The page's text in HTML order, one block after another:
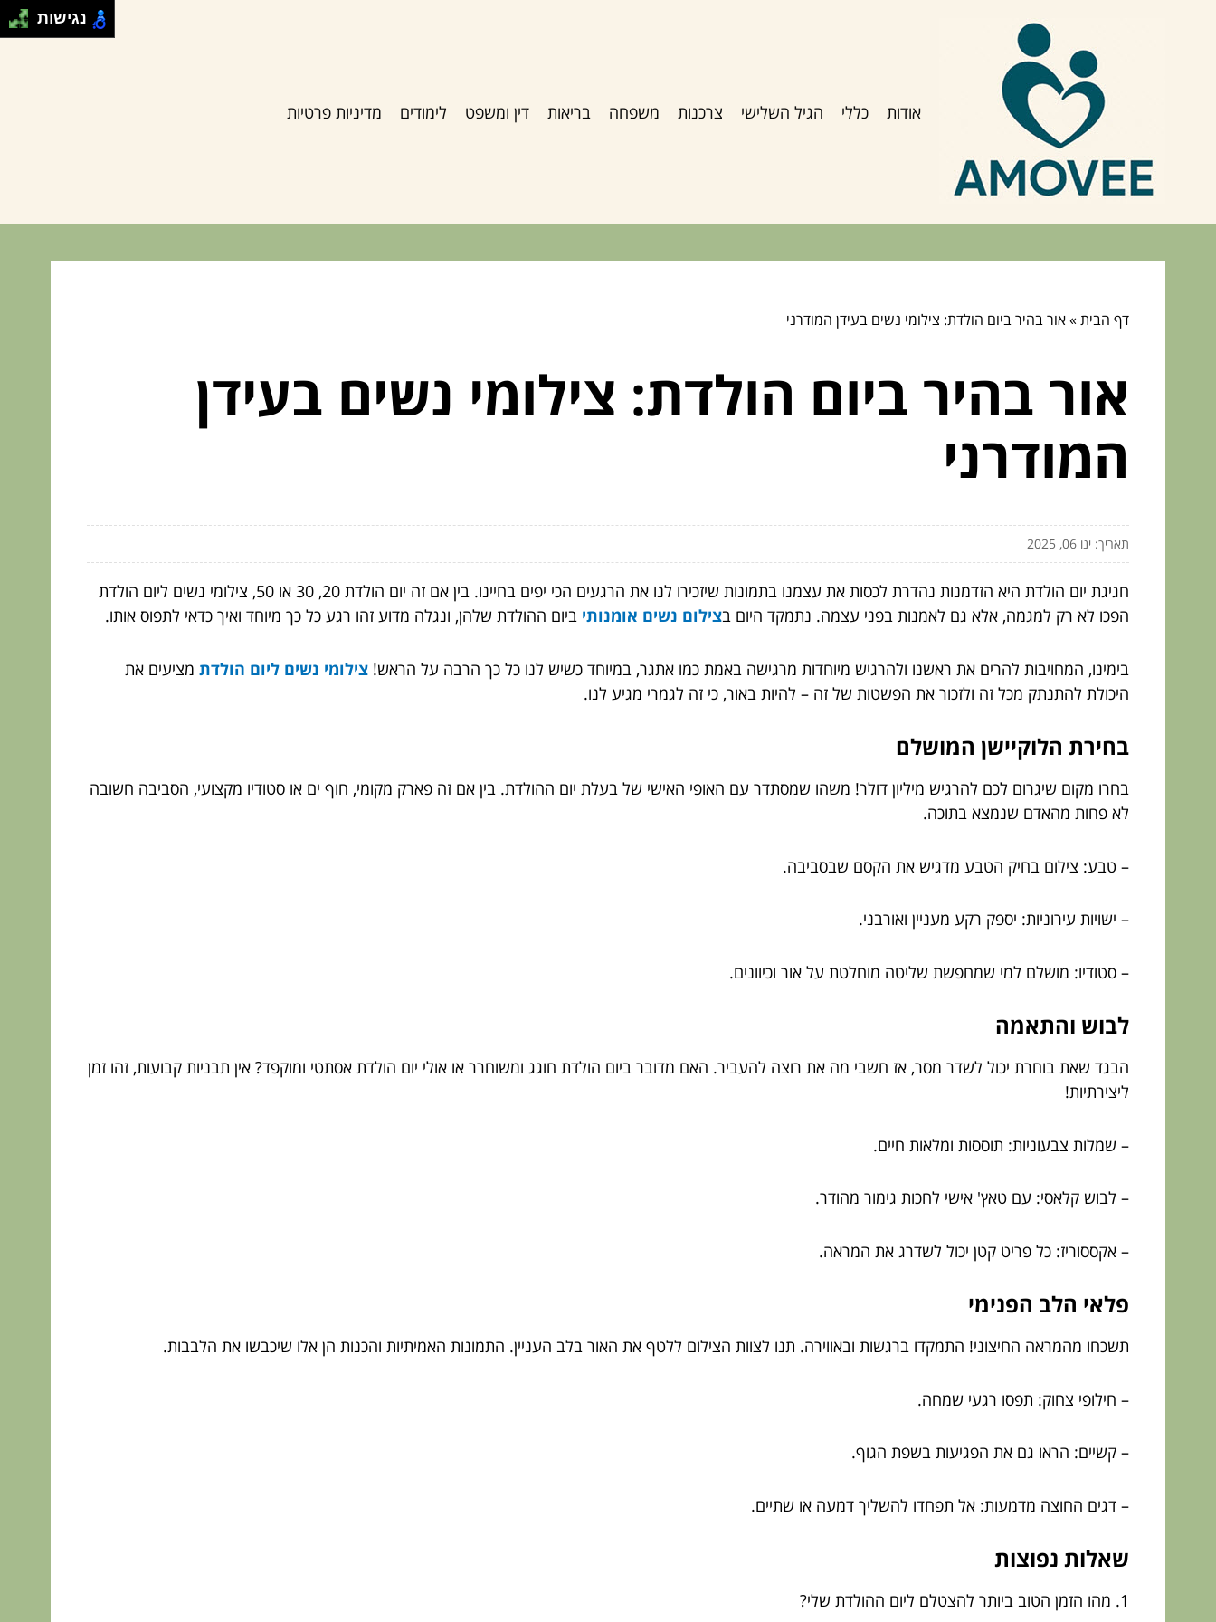
אודות כללי הגיל השלישי צרכנות משפחה בריאות דין ומשפט לימודים מדיניות פרטיות
דף הבית»אור בהיר ביום הולדת: צילומי נשים בעידן המודרני
אור בהיר ביום הולדת: צילומי נשים בעידן
המודרני
תאריך: ינו 06, 2025
חגיגת יום הולדת היא הזדמנות נהדרת לכסות את עצמנו בתמונות שיזכירו לנו את הרגעים הכי יפים בחיינו. בין אם זה יום הולדת 20, 30 או 50, צילומי נשים ליום הולדת
הפכו לא רק למגמה, אלא גם לאמנות בפני עצמה. נתמקד היום בצילום נשים אומנותי ביום ההולדת שלהן, ונגלה מדוע זהו רגע כל כך מיוחד ואיך כדאי לתפוס אותו.
בימינו, המחויבות להרים את ראשנו ולהרגיש מיוחדות מרגישה באמת כמו אתגר, במיוחד כשיש לנו כל כך הרבה על הראש! צילומי נשים ליום הולדת מציעים את
היכולת להתנתק מכל זה ולזכור את הפשטות של זה – להיות באור, כי זה לגמרי מגיע לנו.
בחירת הלוקיישן המושלם
בחרו מקום שיגרום לכם להרגיש מיליון דולר! משהו שמסתדר עם האופי האישי של בעלת יום ההולדת. בין אם זה פארק מקומי, חוף ים או סטודיו מקצועי, הסביבה חשובה
לא פחות מהאדם שנמצא בתוכה.
– טבע: צילום בחיק הטבע מדגיש את הקסם שבסביבה.
– ישויות עירוניות: יספק רקע מעניין ואורבני.
– סטודיו: מושלם למי שמחפשת שליטה מוחלטת על אור וכיוונים.
לבוש והתאמה
הבגד שאת בוחרת יכול לשדר מסר, אז חשבי מה את רוצה להעביר. האם מדובר ביום הולדת חוגג ומשוחרר או אולי יום הולדת אסתטי ומוקפד? אין תבניות קבועות, זהו זמן
ליצירתיות!
– שמלות צבעוניות: תוססות ומלאות חיים.
– לבוש קלאסי: עם טאץ' אישי לחכות גימור מהודר.
– אקססוריז: כל פריט קטן יכול לשדרג את המראה.
פלאי הלב הפנימי
תשכחו מהמראה החיצוני! התמקדו ברגשות ובאווירה. תנו לצוות הצילום ללטף את האור בלב העניין. התמונות האמיתיות והכנות הן אלו שיכבשו את הלבבות.
– חילופי צחוק: תפסו רגעי שמחה.
– קשיים: הראו גם את הפגיעות בשפת הגוף.
– דגים החוצה מדמעות: אל תפחדו להשליך דמעה או שתיים.
שאלות נפוצות
1. מהו הזמן הטוב ביותר להצטלם ליום ההולדת שלי?
נגישות